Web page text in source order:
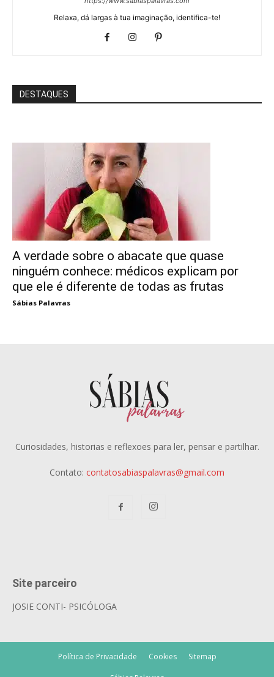
Relaxa, dá largas à tua imaginação, identifica-te!
DESTAQUES
A verdade sobre o abacate que quase
ninguém conhece: médicos explicam por
que ele é diferente de todas as frutas
Sábias Palavras
Curiosidades, historias e reflexoes para ler, pensar e partilhar.
Contato: contatosabiaspalavras@gmail.com
Site parceiro
JOSIE CONTI- PSICÓLOGA
Política de Privacidade Cookies Sitemap